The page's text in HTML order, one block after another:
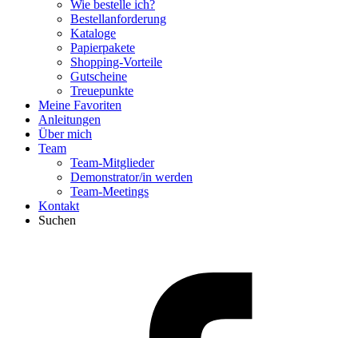
Wie bestelle ich?
Bestellanforderung
Kataloge
Papierpakete
Shopping-Vorteile
Gutscheine
Treuepunkte
Meine Favoriten
Anleitungen
Über mich
Team
Team-Mitglieder
Demonstrator/in werden
Team-Meetings
Kontakt
Suchen